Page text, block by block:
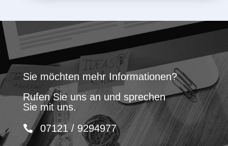
Sie möchten mehr Informationen?
Rufen Sie uns an und sprechen
Sie mit uns.
07121 / 9294977